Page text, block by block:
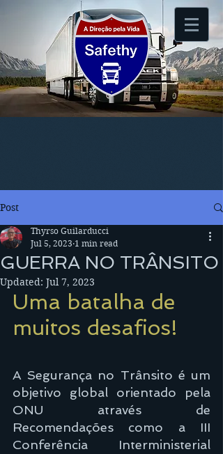
Post
GUERRA NO TRÂNSITO
Thyrso Guilarducci
Jul 5, 2023 1 min read
Updated: Jul 7, 2023
Uma batalha de
muitos desafios!
A Segurança no Trânsito é um
objetivo global orientado pela
ONU através de
Recomendações como a III
Conferência Interministerial